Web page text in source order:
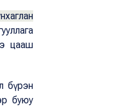
цааш
бүрэн
буюу